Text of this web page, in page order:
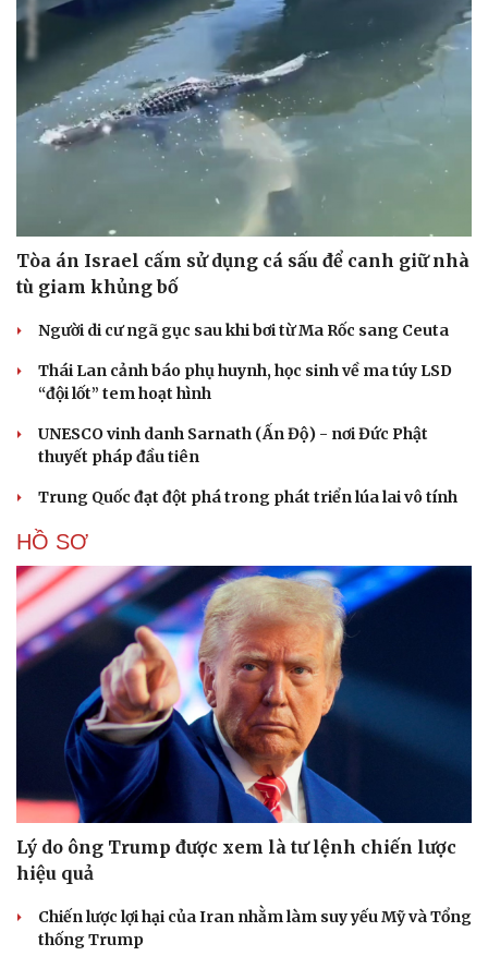
Tòa án Israel cấm sử dụng cá sấu để canh giữ nhà
tù giam khủng bố
Người di cư ngã gục sau khi bơi từ Ma Rốc sang Ceuta
Thái Lan cảnh báo phụ huynh, học sinh về ma túy LSD
“đội lốt” tem hoạt hình
UNESCO vinh danh Sarnath (Ấn Độ) - nơi Đức Phật
thuyết pháp đầu tiên
Trung Quốc đạt đột phá trong phát triển lúa lai vô tính
HỒ SƠ
Lý do ông Trump được xem là tư lệnh chiến lược
hiệu quả
Chiến lược lợi hại của Iran nhằm làm suy yếu Mỹ và Tổng
thống Trump